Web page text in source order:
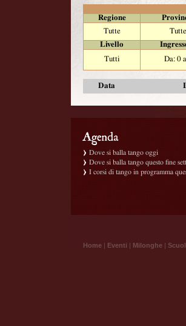
Regione
Tutte
Tutte
Livello
Tutti
Da: 0
Data
Dove si balla tango oggi
Dove si balla tango questo fine
I corsi di tango in programma
Home | Eventi | Milonghe |